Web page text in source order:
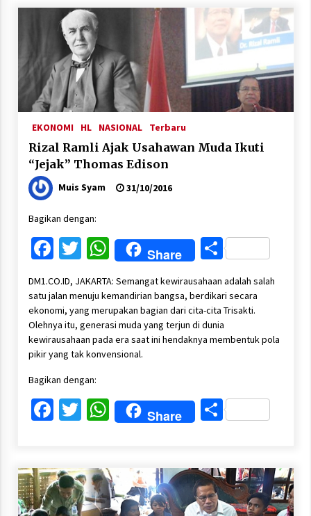
EKONOMI HL NASIONAL Terbaru
Rizal Ramli Ajak Usahawan Muda Ikuti
“Jejak” Thomas Edison
Muis Syam 31/10/2016
Bagikan dengan:
Facebook
Twitter
WhatsApp
Share Share
DM1.CO.ID, JAKARTA: Semangat kewirausahaan adalah salah
satu jalan menuju kemandirian bangsa, berdikari secara
ekonomi, yang merupakan bagian dari cita-cita Trisakti.
Olehnya itu, generasi muda yang terjun di dunia
kewirausahaan pada era saat ini hendaknya membentuk pola
pikir yang tak konvensional.
Bagikan dengan:
Facebook
Twitter
WhatsApp
Share Share